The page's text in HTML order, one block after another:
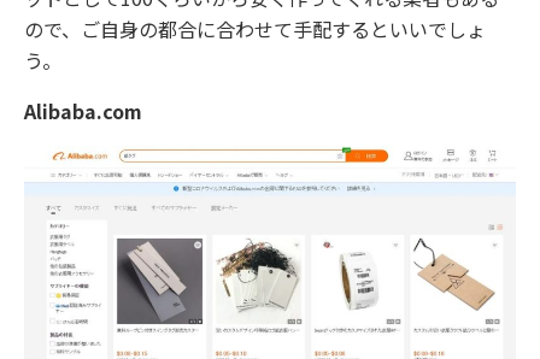
ので、ご自身の都合に合わせて手配するといいでしょ
う。
Alibaba.com